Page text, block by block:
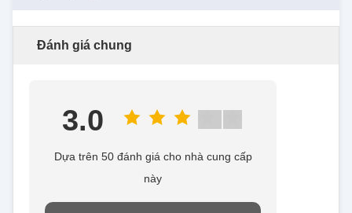
Đánh giá chung
3.0
Dựa trên 50 đánh giá cho nhà cung cấp
này